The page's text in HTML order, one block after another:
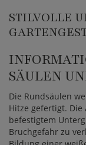
STILVOLLE
SÄULEN
Die Rundsäulen
Hitze gefertigt.
befestigtem
Bruchgefahr zu